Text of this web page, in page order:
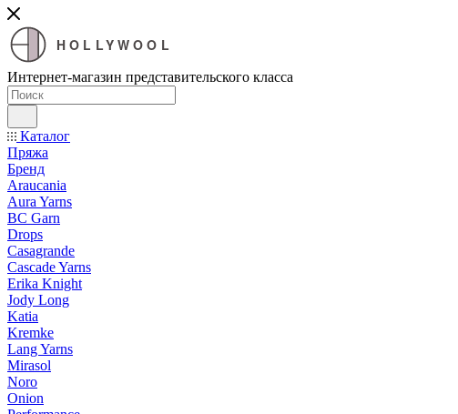
HOLLYWOOL
Интернет-магазин представительского класса
Каталог
Пряжа
Бренд
Araucania
Aura Yarns
BC Garn
Drops
Casagrande
Cascade Yarns
Erika Knight
Jody Long
Katia
Kremke
Lang Yarns
Mirasol
Noro
Onion